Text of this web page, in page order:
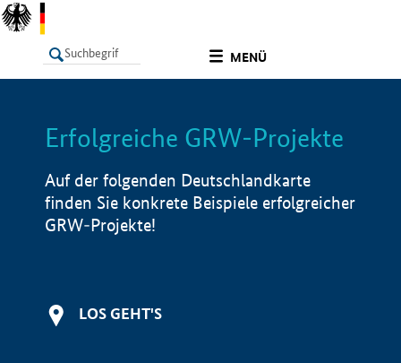
MENÜ
LISTE Info
Erfolgreiche GRW-Projekte
Auf der folgenden Deutschlandkarte
finden Sie konkrete Beispiele erfolgreicher
GRW-Projekte!
LOS GEHT'S